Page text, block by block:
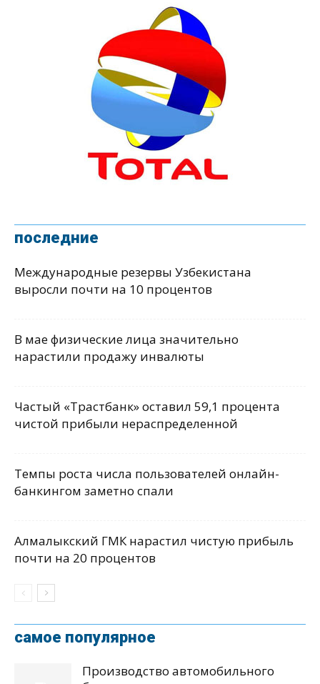
последние
Международные резервы Узбекистана
выросли почти на 10 процентов
В мае физические лица значительно
нарастили продажу инвалюты
Частый «Трастбанк» оставил 59,1 процента
чистой прибыли нераспределенной
Темпы роста числа пользователей онлайн-
банкингом заметно спали
Алмалыкский ГМК нарастил чистую прибыль
почти на 20 процентов
самое популярное
Производство автомобильного